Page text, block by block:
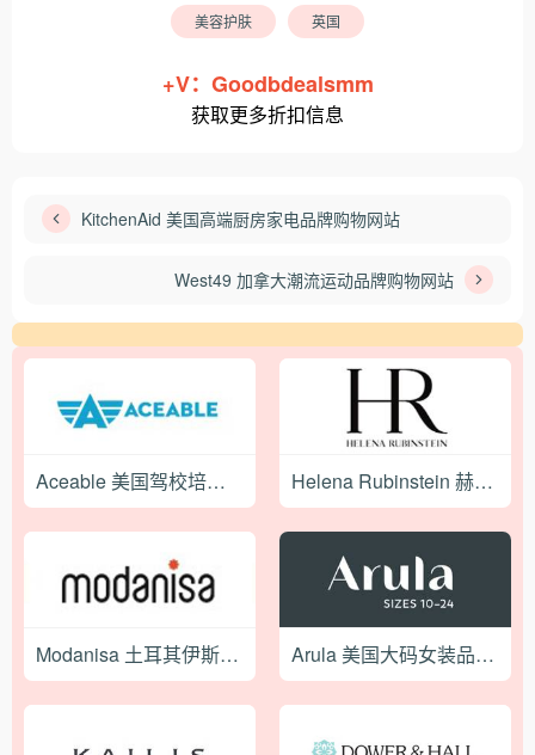
美容护肤 英国
+V：Goodbdealsmm
获取更多折扣信息
KitchenAid 美国高端厨房家电品牌购物网站
West49 加拿大潮流运动品牌购物网站
Aceable 美国驾校培训辅导订阅网站 Helena Rubinstein 赫莲娜-法国顶级奢华美容品牌购物网站
Modanisa 土耳其伊斯兰风格服饰海淘网站 Arula 美国大码女装品牌购物网站